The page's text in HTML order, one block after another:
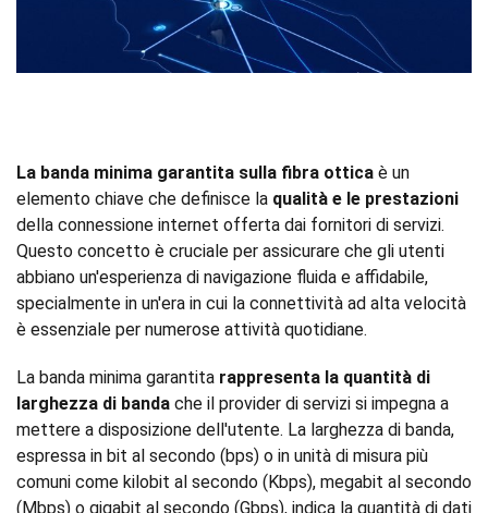
La banda minima garantita sulla fibra ottica è un
elemento chiave che definisce la qualità e le prestazioni
della connessione internet offerta dai fornitori di servizi.
Questo concetto è cruciale per assicurare che gli utenti
abbiano un'esperienza di navigazione fluida e affidabile,
specialmente in un'era in cui la connettività ad alta velocità
è essenziale per numerose attività quotidiane.
La banda minima garantita rappresenta la quantità di
larghezza di banda che il provider di servizi si impegna a
mettere a disposizione dell'utente. La larghezza di banda,
espressa in bit al secondo (bps) o in unità di misura più
comuni come kilobit al secondo (Kbps), megabit al secondo
(Mbps) o gigabit al secondo (Gbps), indica la quantità di dati